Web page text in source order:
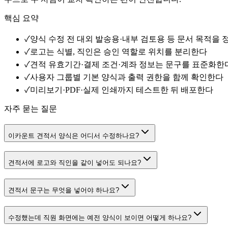
핵심 요약
✓양식 수정 전 대외 발송용·내부 검토용 등 문서 목적을
✓로고는 식별, 직인은 승인 역할로 위치를 분리한다
✓견적 유효기간·결제 조건·계좌 정보는 문구를 표준화한
✓사용자 그룹별 기본 양식과 출력 권한을 함께 확인한다
✓미리보기·PDF·실제 인쇄까지 테스트한 뒤 배포한다
자주 묻는 질문
이카운트 견적서 양식은 어디서 수정하나요?
견적서에 로고와 직인을 같이 넣어도 되나요?
견적서 문구는 무엇을 넣어야 하나요?
수정했는데 직원 화면에는 예전 양식이 보이면 어떻게 하나요?